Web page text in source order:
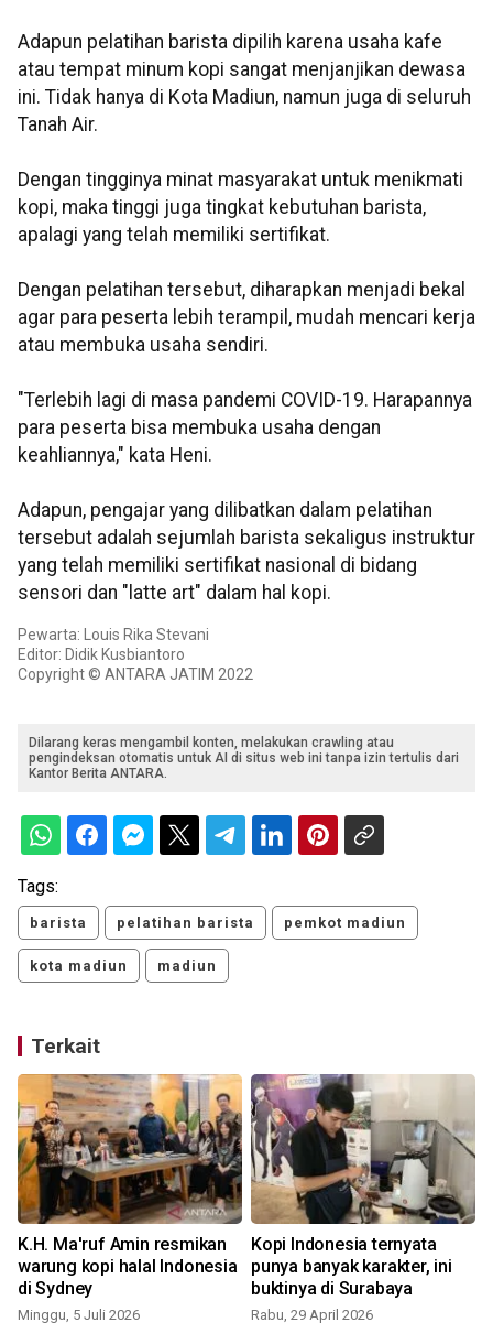
Adapun pelatihan barista dipilih karena usaha kafe
atau tempat minum kopi sangat menjanjikan dewasa
ini. Tidak hanya di Kota Madiun, namun juga di seluruh
Tanah Air.
Dengan tingginya minat masyarakat untuk menikmati
kopi, maka tinggi juga tingkat kebutuhan barista,
apalagi yang telah memiliki sertifikat.
Dengan pelatihan tersebut, diharapkan menjadi bekal
agar para peserta lebih terampil, mudah mencari kerja
atau membuka usaha sendiri.
"Terlebih lagi di masa pandemi COVID-19. Harapannya
para peserta bisa membuka usaha dengan
keahliannya," kata Heni.
Adapun, pengajar yang dilibatkan dalam pelatihan
tersebut adalah sejumlah barista sekaligus instruktur
yang telah memiliki sertifikat nasional di bidang
sensori dan "latte art" dalam hal kopi.
Pewarta: Louis Rika Stevani
Editor: Didik Kusbiantoro
Copyright © ANTARA JATIM 2022
Dilarang keras mengambil konten, melakukan crawling atau
pengindeksan otomatis untuk AI di situs web ini tanpa izin tertulis dari
Kantor Berita ANTARA.
Tags:
barista pelatihan barista pemkot madiun
kota madiun madiun
Terkait
K.H. Ma'ruf Amin resmikan
warung kopi halal Indonesia
di Sydney
Minggu, 5 Juli 2026
Kopi Indonesia ternyata
punya banyak karakter, ini
buktinya di Surabaya
Rabu, 29 April 2026